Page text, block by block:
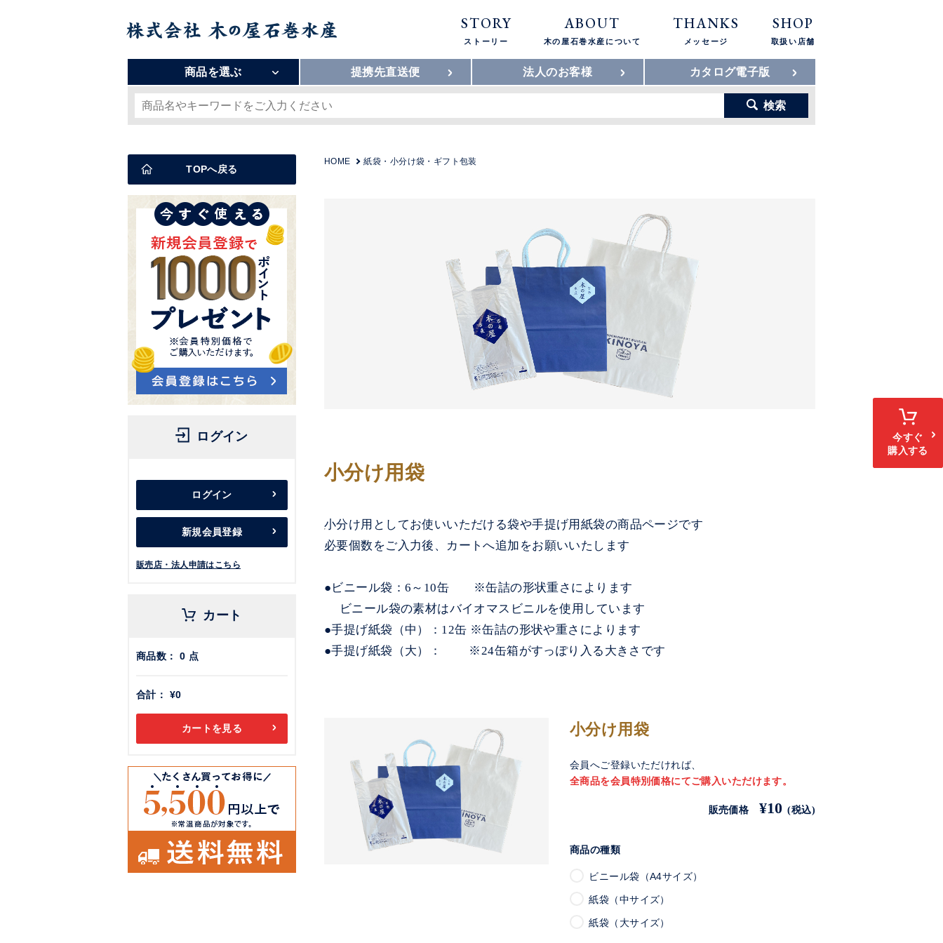
STORY
ストーリー
ABOUT
木の屋石巻水産について
THANKS
メッセージ
SHOP
取扱い店舗
商品を選ぶ 提携先直送便 法人のお客様 カタログ電子版
検索
HOME 紙袋・小分け袋・ギフト包装
小分け用袋
小分け用としてお使いいただける袋や手提げ用紙袋の商品ページです
必要個数をご入力後、カートへ追加をお願いいたします
●ビニール袋：6～10缶 ※缶詰の形状重さによります
ビニール袋の素材はバイオマスビニルを使用しています
●手提げ紙袋（中）：12缶 ※缶詰の形状や重さによります
●手提げ紙袋（大）： ※24缶箱がすっぽり入る大きさです
小分け用袋
会員へご登録いただければ、
全商品を会員特別価格にてご購入いただけます。
販売価格 ¥10(税込)
商品の種類
ビニール袋（A4サイズ）
紙袋（中サイズ）
紙袋（大サイズ）
TOPへ戻る
ログイン
ログイン
新規会員登録
販売店・法人申請はこちら
カート
商品数：0 点
合計： ¥0
カートを見る
今すぐ
購入する